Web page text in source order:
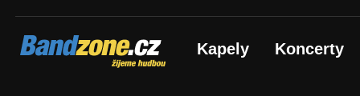
Bandzone.cz
žijeme hudbou Kapely Koncerty